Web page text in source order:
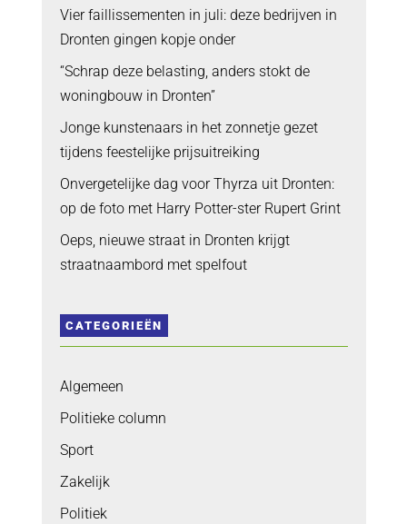
Vier faillissementen in juli: deze bedrijven in
Dronten gingen kopje onder
“Schrap deze belasting, anders stokt de
woningbouw in Dronten”
Jonge kunstenaars in het zonnetje gezet
tijdens feestelijke prijsuitreiking
Onvergetelijke dag voor Thyrza uit Dronten:
op de foto met Harry Potter-ster Rupert Grint
Oeps, nieuwe straat in Dronten krijgt
straatnaambord met spelfout
CATEGORIEËN
Algemeen
Politieke column
Sport
Zakelijk
Politiek